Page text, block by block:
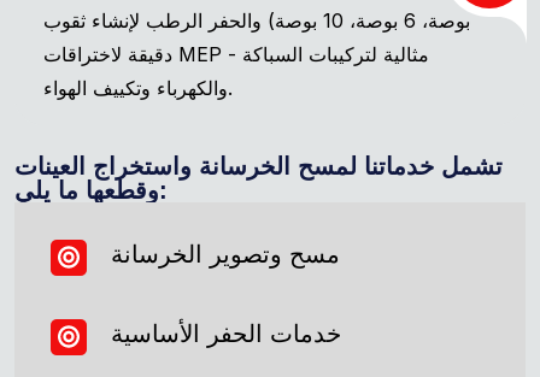
بوصة، 6 بوصة، 10 بوصة) والحفر الرطب لإنشاء ثقوب
دقيقة لاختراقات MEP - مثالية لتركيبات السباكة
والكهرباء وتكييف الهواء.
تشمل خدماتنا لمسح الخرسانة واستخراج العينات
وقطعها ما يلي:
مسح وتصوير الخرسانة
خدمات الحفر الأساسية